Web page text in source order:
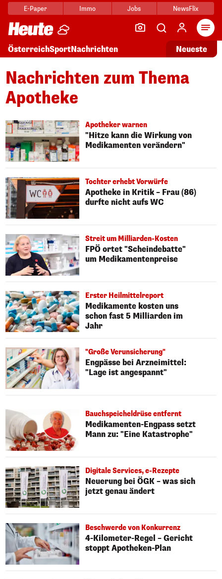
E-Paper Immo Jobs NewsFlix
ÖsterreichSportNachrichten Neueste
Nachrichten zum Thema
Apotheke
Apotheker warnen
"Hitze kann die Wirkung von
Medikamenten verändern"
Tochter erhebt Vorwürfe
Apotheke in Kritik – Frau (86)
durfte nicht aufs WC
Streit um Milliarden-Kosten
FPÖ ortet "Scheindebatte"
um Medikamentenpreise
Erster Heilmittelreport
Medikamente kosten uns
schon fast 5 Milliarden im
Jahr
"Große Verunsicherung"
Engpässe bei Arzneimittel:
"Lage ist angespannt"
Bauchspeicheldrüse entfernt
Medikamenten-Engpass setzt
Mann zu: "Eine Katastrophe"
Digitale Services, e-Rezepte
Neuerung bei ÖGK – was sich
jetzt genau ändert
Beschwerde von Konkurrenz
4-Kilometer-Regel – Gericht
stoppt Apotheken-Plan